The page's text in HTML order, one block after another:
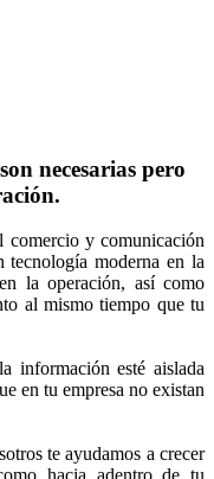
necesarias pero
comercio y comunicación
tecnología moderna en la
la operación, así como
al mismo tiempo que tu
información esté aislada
en tu empresa no existan
te ayudamos a crecer